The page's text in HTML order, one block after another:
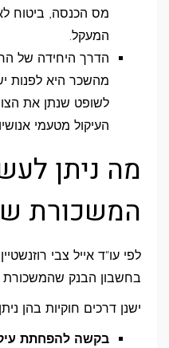
מס הכנסה, ביטוח
המעקל.
הדרך היחידה של
מהשכר היא לפנות
לשופט שנתן את
העיקול מטעמי
מה ניתן
המשכורת
לפי עו"ד אייל צבי
בחשבון הבנק שהמשכורת
ישנן דרכים חוקיות בהן
בקשה להפחתת